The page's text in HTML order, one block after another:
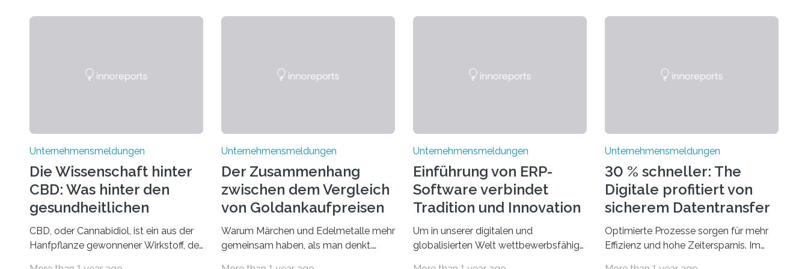
Unternehmensmeldungen
Die Wissenschaft hinter
CBD: Was hinter den
gesundheitlichen
Vorteilen steckt
CBD, oder Cannabidiol, ist ein aus der
Hanfpflanze gewonnener Wirkstoff, der
Unternehmensmeldungen
Der Zusammenhang
zwischen dem Vergleich
von Goldankaufpreisen
und dem Märchen
Rumpelstilzchen
Warum Märchen und Edelmetalle mehr
gemeinsam haben, als man denkt.
Unternehmensmeldungen
Einführung von ERP-
Software verbindet
Tradition und Innovation
Um in unserer digitalen und
globalisierten Welt wettbewerbsfähig
Unternehmensmeldungen
30 % schneller: The
Digitale profitiert von
sicherem Datentransfer
mit Dropbox
Optimierte Prozesse sorgen für mehr
Effizienz und hohe Zeitersparnis. Im